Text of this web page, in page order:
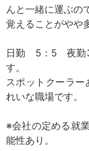
んと一緒に運ぶの
覚えることがやや
日勤 5：5 夜勤3
す。
スポットクーラー
れいな職場です。
※会社の定める就
能性あり。